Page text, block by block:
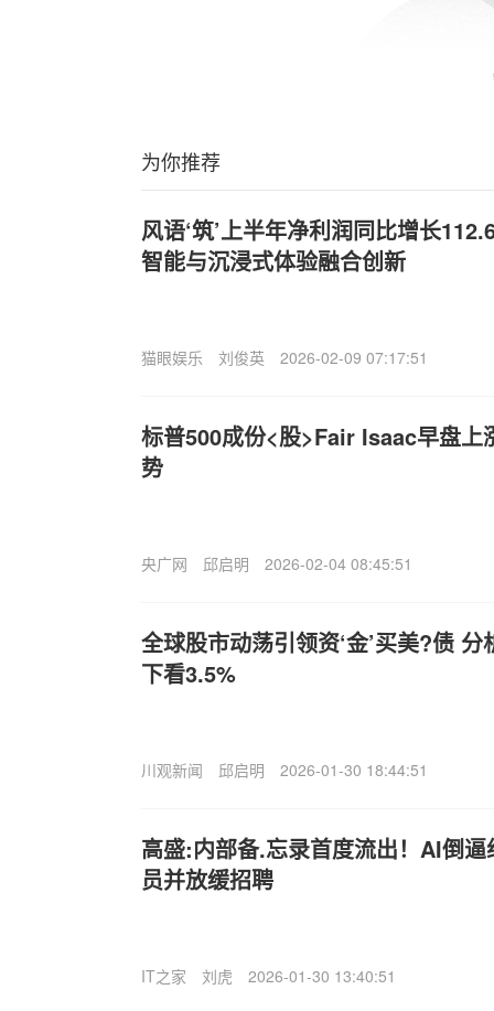
为你推荐
风语‘筑’上半年净利润同比增长
智能与沉浸式体验融合创新
猫眼娱乐 刘俊英 2026-02-09 07:17:51
标普500成份<股>Fair Isaac早盘上
势
央广网 邱启明 2026-02-04 08:45:51
全球股市动荡引领资‘金’买美?债
下看3.5%
川观新闻 邱启明 2026-01-30 18:44:51
高盛:内部备.忘录首度流出！AI倒
员并放缓招聘
IT之家 刘虎 2026-01-30 13:40:51